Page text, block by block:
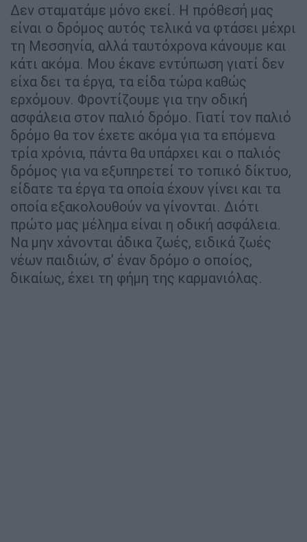
Δεν σταματάμε μόνο εκεί. Η πρόθεσή μας
είναι ο δρόμος αυτός τελικά να φτάσει μέχρι
τη Μεσσηνία, αλλά ταυτόχρονα κάνουμε και
κάτι ακόμα. Μου έκανε εντύπωση γιατί δεν
είχα δει τα έργα, τα είδα τώρα καθώς
ερχόμουν. Φροντίζουμε για την οδική
ασφάλεια στον παλιό δρόμο. Γιατί τον παλιό
δρόμο θα τον έχετε ακόμα για τα επόμενα
τρία χρόνια, πάντα θα υπάρχει και ο παλιός
δρόμος για να εξυπηρετεί το τοπικό δίκτυο,
είδατε τα έργα τα οποία έχουν γίνει και τα
οποία εξακολουθούν να γίνονται. Διότι
πρώτο μας μέλημα είναι η οδική ασφάλεια.
Να μην χάνονται άδικα ζωές, ειδικά ζωές
νέων παιδιών, σ' έναν δρόμο ο οποίος,
δικαίως, έχει τη φήμη της καρμανιόλας.